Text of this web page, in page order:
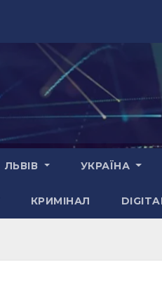
ЛЬВІВ УКРАЇНА
КРИМІНАЛ